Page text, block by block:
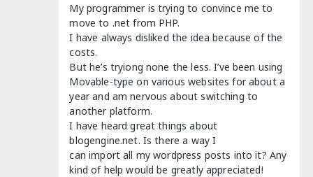
My programmer is trying to convince me to
move to .net from PHP.
I have always disliked the idea because of the
costs.
But he’s tryiong none the less. I’ve been using
Movable-type on various websites for about a
year and am nervous about switching to
another platform.
I have heard great things about
blogengine.net. Is there a way I
can import all my wordpress posts into it? Any
kind of help would be greatly appreciated!